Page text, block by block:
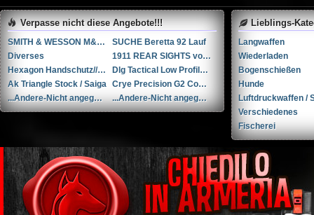
Verpasse nicht diese Angebote!!!
SMITH & WESSON M&P 9-M2.0 PERFORMANCE CENTER 5” Ported
SUCHE Beretta 92 Lauf
Diverses
1911 REAR SIGHTS von NOVAK
Hexagon Handschutz// AK / Saiga
Dlg Tactical Low Profile Folding Visier-Set // NEU in der Verpackung
Ak Triangle Stock / Saiga
Crye Precision G2 Combat Pants (30R)
...Andere-Nicht angegeben Rohm mod. 17 .38 Special / 9x29mmR
...Andere-Nicht angegeben Liège cal. 12 12
Lieblings-
Langwaffen
Wiederladen
Bogenschießen
Hunde
Luftdruckwaffen /
Verschiedenes
Fischerei